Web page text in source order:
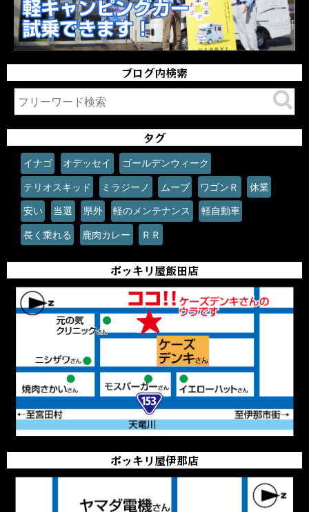
ブログ内検索
タグ
イナゴ オデッセイ ゴールデンウィーク
テリオスキッド ミラジーノ ムーブ ワゴンＲ 休業
安い 当選 県外 軽のメンテナンス 軽自動車
長く乗れる 鹿肉カレー ＲＲ
ポッキリ屋飯田店
ポッキリ屋伊那店